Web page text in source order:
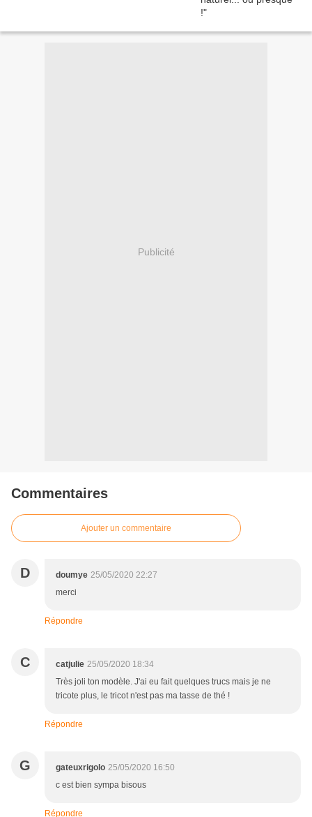
Publicité
Commentaires
Ajouter un commentaire
D doumye 25/05/2020 22:27
merci
Répondre
C catjulie 25/05/2020 18:34
Très joli ton modèle. J'ai eu fait quelques trucs mais je ne
tricote plus, le tricot n'est pas ma tasse de thé !
Répondre
G gateuxrigolo 25/05/2020 16:50
c est bien sympa bisous
Répondre